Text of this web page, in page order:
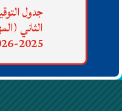
جدول
الثاني
2025-2026 قسم الميكانيك